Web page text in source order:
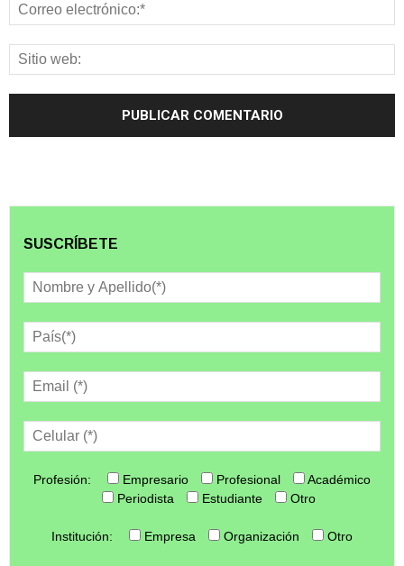
SUSCRÍBETE
Profesión: Empresario Profesional
Académico
Periodista
Estudiante Otro
Institución: Empresa Organización Otro